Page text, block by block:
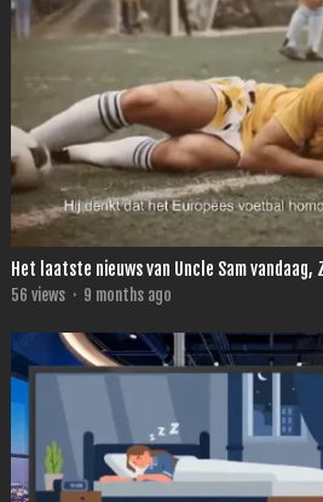
Het laatste nieuws van Uncle Sam
56 views · 9 months ago